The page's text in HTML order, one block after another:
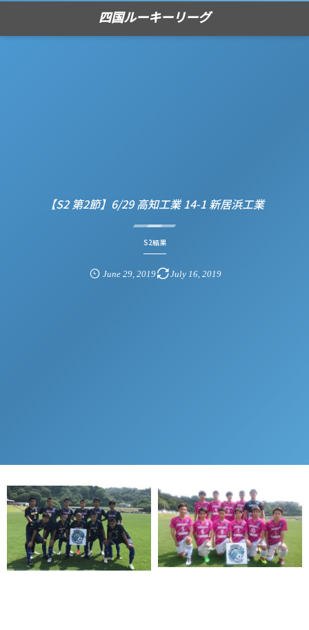
四国ルーキーリーグ
【S2 第2節】6/29 高知工業 14-1 新居浜工業
S2結果
June 29, 2019 July 16 ,2019